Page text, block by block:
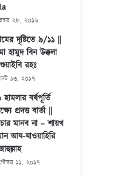
২৮, ২০১৬
দৃষ্টিতে ৯/১১ ||
হামুদ বিন উক্কলা
রহঃ
১৩, ২০১৭
বর্ষপূর্তি
প্রদত্ত বার্তা ||
মানব না – শায়খ
আয-যাওয়াহিরি
১১, ২০১৭